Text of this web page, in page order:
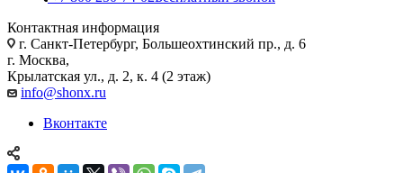
Контактная информация
г. Санкт-Петербург, Большеохтинский пр., д. 6
г. Москва,
Крылатская ул., д. 2, к. 4 (2 этаж)
info@shonx.ru
Вконтакте